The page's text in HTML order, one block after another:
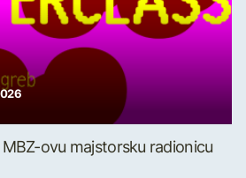
ovu majstorsku radionicu